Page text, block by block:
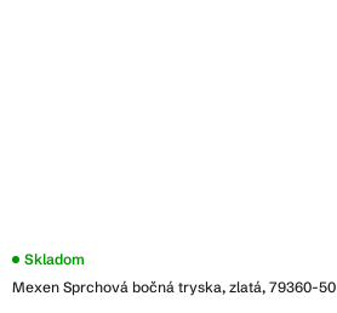
Mexen Sprchová bočná tryska, zlatá, 79360-50
Skladom